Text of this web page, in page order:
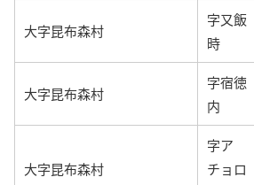
大字昆布森村
字又飯
時
大字昆布森村
字宿徳
内
大字昆布森村
字ア
チョロ